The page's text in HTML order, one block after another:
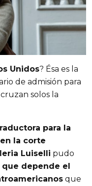
Unidos? Ésa es la
de admisión para
solos la
para la
la corte
Luiselli pudo
depende el
que